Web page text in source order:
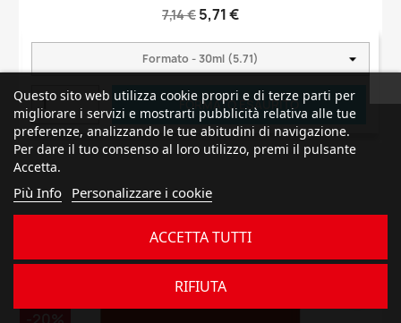
7,14 € 5,71 €
FORMATO ESAURITO
OFFERTA
Questo sito web utilizza cookie propri e di terze parti per
migliorare i servizi e mostrarti pubblicità relativa alle tue
preferenze, analizzando le tue abitudini di navigazione.
Per dare il tuo consenso al loro utilizzo, premi il pulsante
Accetta.
Più Info Personalizzare i cookie
RIFIUTA
ACCETTA TUTTI